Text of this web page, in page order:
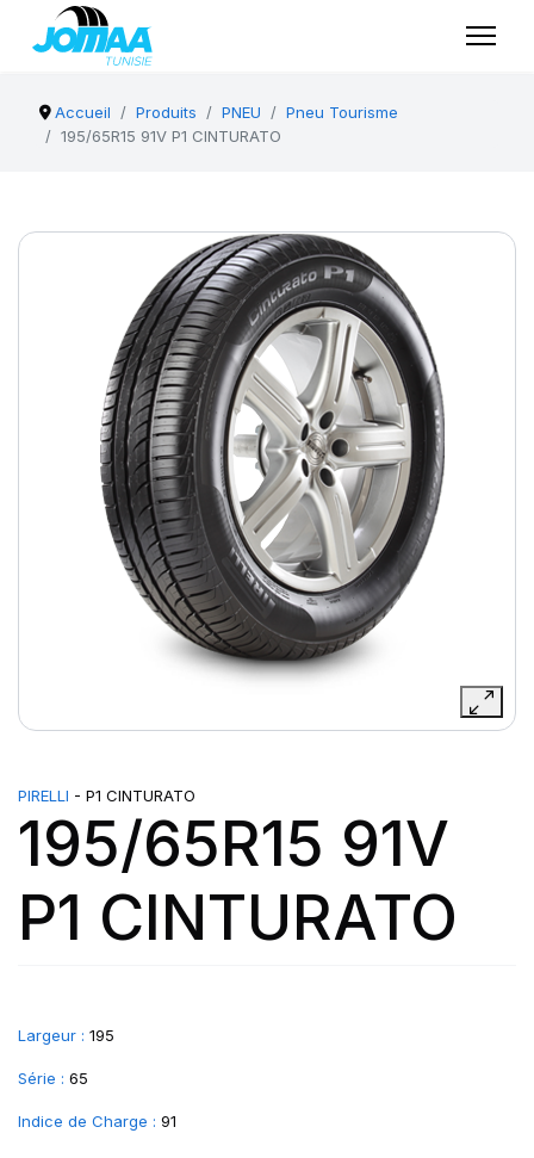
Accueil Produits PNEU
Pneu Tourisme
195/65R15 91V P1 CINTURATO
PIRELLI - P1 CINTURATO
195/65R15 91V
P1 CINTURATO
Largeur : 195
Série : 65
Indice de Charge : 91